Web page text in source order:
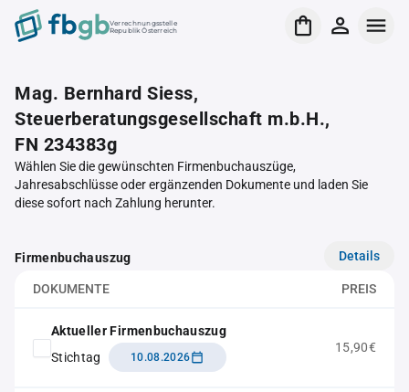
Verrechnungsstelle
Republik Österreich
Mag. Bernhard Siess,
Steuerberatungsgesellschaft m.b.H.,
FN 234383g
Wählen Sie die gewünschten Firmenbuchauszüge,
Jahresabschlüsse oder ergänzenden Dokumente und laden Sie
diese sofort nach Zahlung herunter.
Firmenbuchauszug Details
DOKUMENTE PREIS
Aktueller Firmenbuchauszug
Stichtag
10.08.2026
15,90€